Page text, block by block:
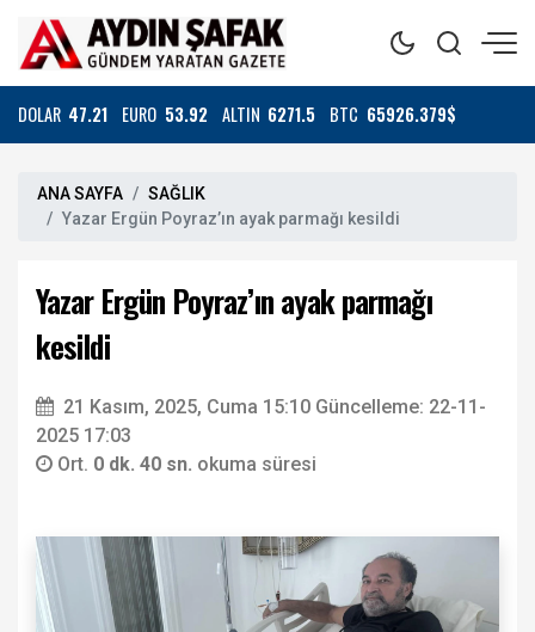
DOLAR 47.21 EURO 53.92 ALTIN 6271.5 BTC 65926.379$
ANA SAYFA
SAĞLIK
Yazar Ergün Poyraz’ın ayak parmağı kesildi
Yazar Ergün Poyraz’ın ayak parmağı
kesildi
21 Kasım, 2025, Cuma 15:10 Güncelleme: 22-11-
2025 17:03
Ort. 0 dk. 40 sn. okuma süresi